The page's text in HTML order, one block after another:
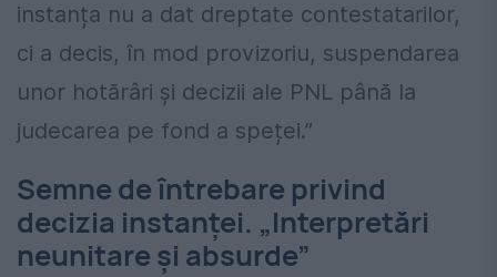
instanța nu a dat dreptate contestatarilor,
ci a decis, în mod provizoriu, suspendarea
unor hotărâri și decizii ale PNL până la
judecarea pe fond a speței.”
Semne de întrebare privind
decizia instanței. „Interpretări
neunitare și absurde”